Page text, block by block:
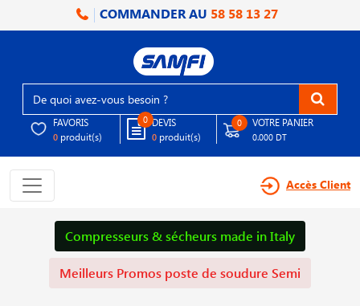
COMMANDER AU 58 58 13 27
FAVORIS
0 produit(s)
0 DEVIS
0 produit(s)
0 VOTRE PANIER
0.000 DT
Accès Client
Compresseurs & sécheurs made in Italy
Meilleurs Promos poste de soudure Semi